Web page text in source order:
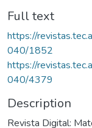
Full text
https://
040/1852
https://
040/4379
Description
Revista Digital: